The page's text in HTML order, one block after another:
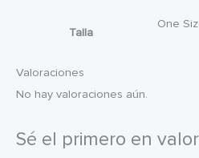
Talla
One
Valoraciones
No hay valoraciones aún.
Sé el primero en